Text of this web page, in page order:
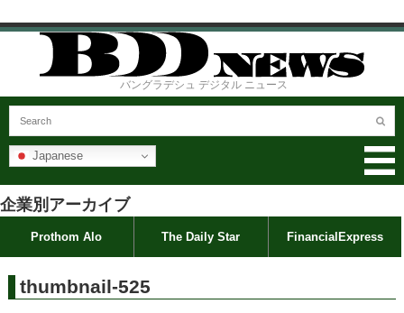
バングラデシュ デジタル ニュース
Japanese
企業別アーカイブ
Prothom Alo The Daily Star FinancialExpress
thumbnail-525